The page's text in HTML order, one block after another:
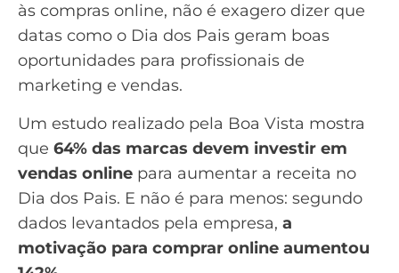
às compras online, não é exagero dizer que
datas como o Dia dos Pais geram boas
oportunidades para profissionais de
marketing e vendas.
Um estudo realizado pela Boa Vista mostra
que 64% das marcas devem investir em
vendas online para aumentar a receita no
Dia dos Pais. E não é para menos: segundo
dados levantados pela empresa, a
motivação para comprar online aumentou